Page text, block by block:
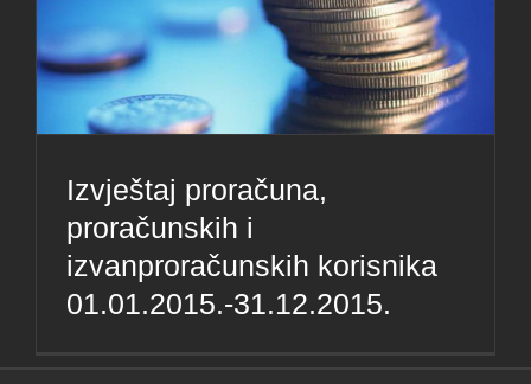
Izvještaj proračuna,
proračunskih i
izvanproračunskih korisnika
01.01.2015.-31.12.2015.